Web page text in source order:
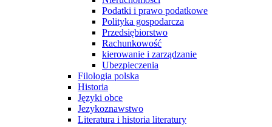
Podatki i prawo podatkowe
Polityka gospodarcza
Przedsiębiorstwo
Rachunkowość
kierowanie i zarządzanie
Ubezpieczenia
Filologia polska
Historia
Języki obce
Jezykoznawstwo
Literatura i historia literatury